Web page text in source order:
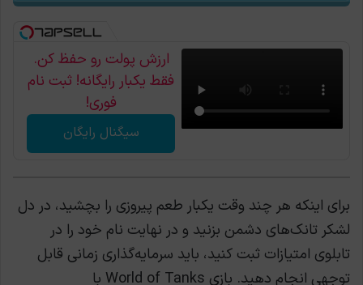
ارزش پولت رو حفظ کن.
فقط یکبار رایگانه! ثبت نام
فوری!
سیگنال رایگان
برای اینکه هر چند وقت یکبار طعم پیروزی را بچشید، در دل
لشکر تانک‌های دشمن بزنید و در نهایت نام خود را در
تابلوی امتیازات ثبت کنید، باید سرمایه‌گذاری زمانی قابل
توجهی انجام دهید. بازی World of Tanks با